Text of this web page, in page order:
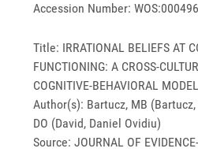
Accession Number:
Title: IRRATIONAL BELIEFS AT
FUNCTIONING: A CROSS-
COGNITIVE-BEHAVIORAL MODEL
Author(s): Bartucz, MB
DO (David, Daniel Ovidiu)
Source: JOURNAL OF